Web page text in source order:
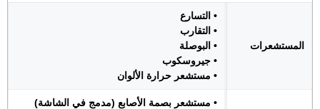
المستشعرات
• التسارع
• التقارب
• البوصلة
• جيروسكوب
• مستشعر حرارة الألوان
• مستشعر بصمة الأصابع (مدمج في الشاشة)